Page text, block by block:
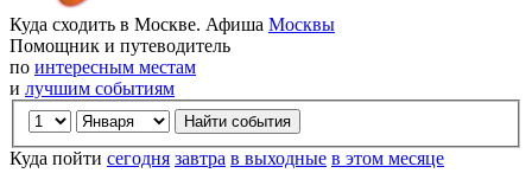
Куда сходить в Москве. Афиша Москвы
Помощник и путеводитель
по интересным местам
и лучшим событиям
Куда пойти сегодня завтра в выходные в этом месяце